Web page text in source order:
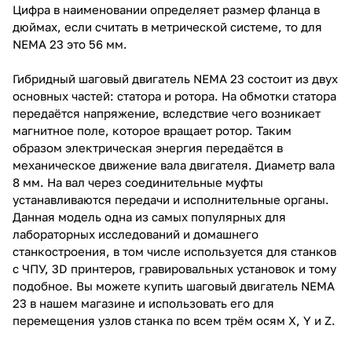
Цифра в наименовании определяет размер фланца в
дюймах, если считать в метрической системе, то для
NEMA 23 это 56 мм.
Гибридный шаговый двигатель NEMA 23 состоит из двух
основных частей: статора и ротора. На обмотки статора
передаётся напряжение, вследствие чего возникает
магнитное поле, которое вращает ротор. Таким
образом электрическая энергия передаётся в
механическое движение вала двигателя. Диаметр вала
8 мм. На вал через соединительные муфты
устанавливаются передачи и исполнительные органы.
Данная модель одна из самых популярных для
лабораторных исследований и домашнего
станкостроения, в том числе используется для станков
с ЧПУ, 3D принтеров, гравировальных установок и тому
подобное. Вы можете купить шаговый двигатель NEMA
23 в нашем магазине и использовать его для
перемещения узлов станка по всем трём осям X, Y и Z.